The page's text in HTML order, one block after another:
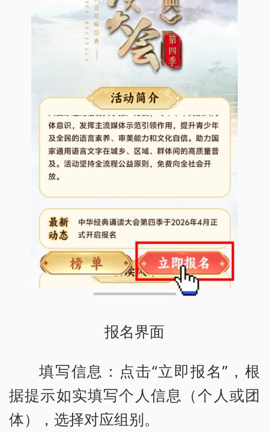
报名界面
填写信息：点击“立即报名”，根
据提示如实填写个人信息（个人或团
体），选择对应组别。